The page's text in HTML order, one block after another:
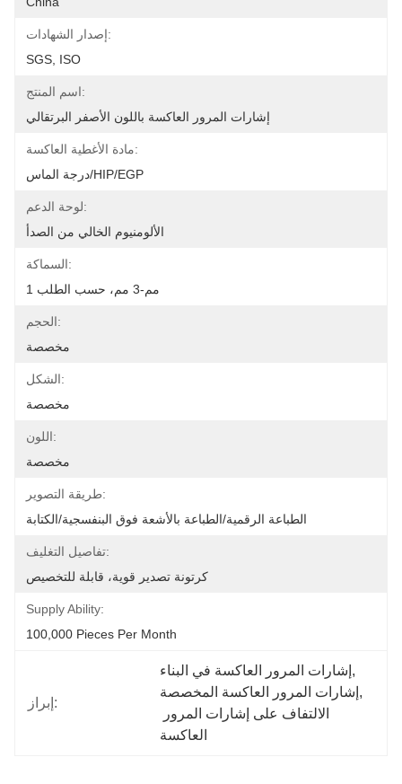
إصدار الشهادات:
SGS, ISO
اسم المنتج:
إشارات المرور العاكسة باللون الأصفر البرتقالي
مادة الأغطية العاكسة:
درجة الماس/HIP/EGP
لوحة الدعم:
الألومنيوم الخالي من الصدأ
السماكة:
1 مم-3 مم، حسب الطلب
الحجم:
مخصصة
الشكل:
مخصصة
اللون:
مخصصة
طريقة التصوير:
الطباعة الرقمية/الطباعة بالأشعة فوق البنفسجية/الكتابة
تفاصيل التغليف:
كرتونة تصدير قوية، قابلة للتخصيص
Supply Ability:
100,000 Pieces Per Month
إبراز:
إشارات المرور العاكسة في البناء ,
إشارات المرور العاكسة المخصصة ,
العاكسة